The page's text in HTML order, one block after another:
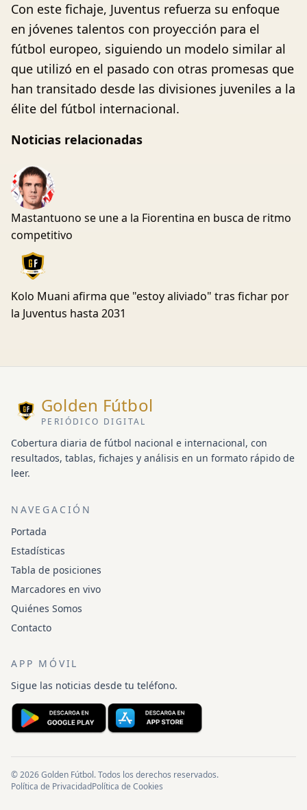
Con este fichaje, Juventus refuerza su enfoque
en jóvenes talentos con proyección para el
fútbol europeo, siguiendo un modelo similar al
que utilizó en el pasado con otras promesas que
han transitado desde las divisiones juveniles a la
élite del fútbol internacional.
Noticias relacionadas
Mastantuono se une a la Fiorentina en busca de ritmo
competitivo
Kolo Muani afirma que "estoy aliviado" tras fichar por
la Juventus hasta 2031
Golden Fútbol
PERIÓDICO DIGITAL
Cobertura diaria de fútbol nacional e internacional, con
resultados, tablas, fichajes y análisis en un formato rápido de
leer.
NAVEGACIÓN
Portada
Estadísticas
Tabla de posiciones
Marcadores en vivo
Quiénes Somos
Contacto
APP MÓVIL
Sigue las noticias desde tu teléfono.
© 2026 Golden Fútbol. Todos los derechos reservados.
Política de PrivacidadPolítica de Cookies